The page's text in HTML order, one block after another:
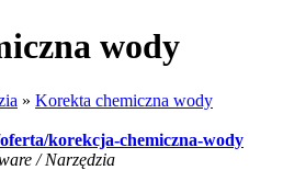
wody
» Korekta chemiczna wody
korekcja-chemiczna-wody
/ Narzędzia